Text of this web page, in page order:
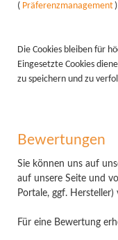
( Präferenzmanagement
Die Cookies bleiben für
Eingesetzte Cookies
zu speichern und zu
Bewertungen
Sie können uns auf
auf unsere Seite und
Portale, ggf.
Für eine Bewertung